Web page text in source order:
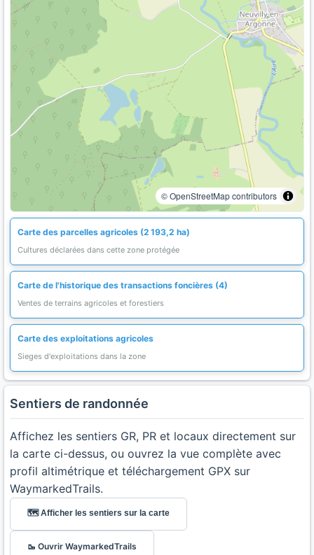
© OpenStreetMap contributors
Carte des parcelles agricoles (2 193,2 ha)
Cultures déclarées dans cette zone protégée
Carte de l'historique des transactions foncières (4)
Ventes de terrains agricoles et forestiers
Carte des exploitations agricoles
Sieges d'exploitations dans la zone
Sentiers de randonnée
Affichez les sentiers GR, PR et locaux directement sur
la carte ci-dessus, ou ouvrez la vue complète avec
profil altimétrique et téléchargement GPX sur
WaymarkedTrails.
🗺️ Afficher les sentiers sur la carte
🥾 Ouvrir WaymarkedTrails